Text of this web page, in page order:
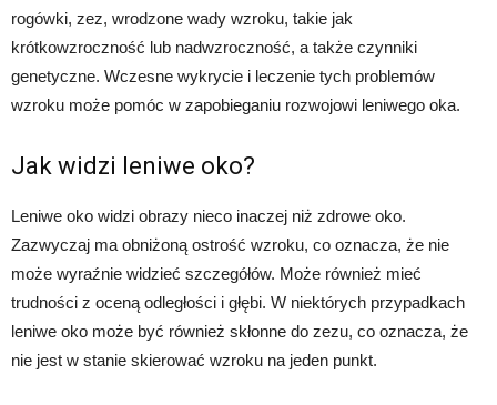
rogówki, zez, wrodzone wady wzroku, takie jak
krótkowzroczność lub nadwzroczność, a także czynniki
genetyczne. Wczesne wykrycie i leczenie tych problemów
wzroku może pomóc w zapobieganiu rozwojowi leniwego oka.
Jak widzi leniwe oko?
Leniwe oko widzi obrazy nieco inaczej niż zdrowe oko.
Zazwyczaj ma obniżoną ostrość wzroku, co oznacza, że ​​nie
może wyraźnie widzieć szczegółów. Może również mieć
trudności z oceną odległości i głębi. W niektórych przypadkach
leniwe oko może być również skłonne do zezu, co oznacza, że ​​
nie jest w stanie skierować wzroku na jeden punkt.